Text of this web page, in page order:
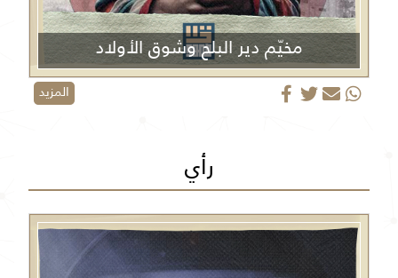
مخيّم دير البلح وشوق الأولاد
المزيد
رأي